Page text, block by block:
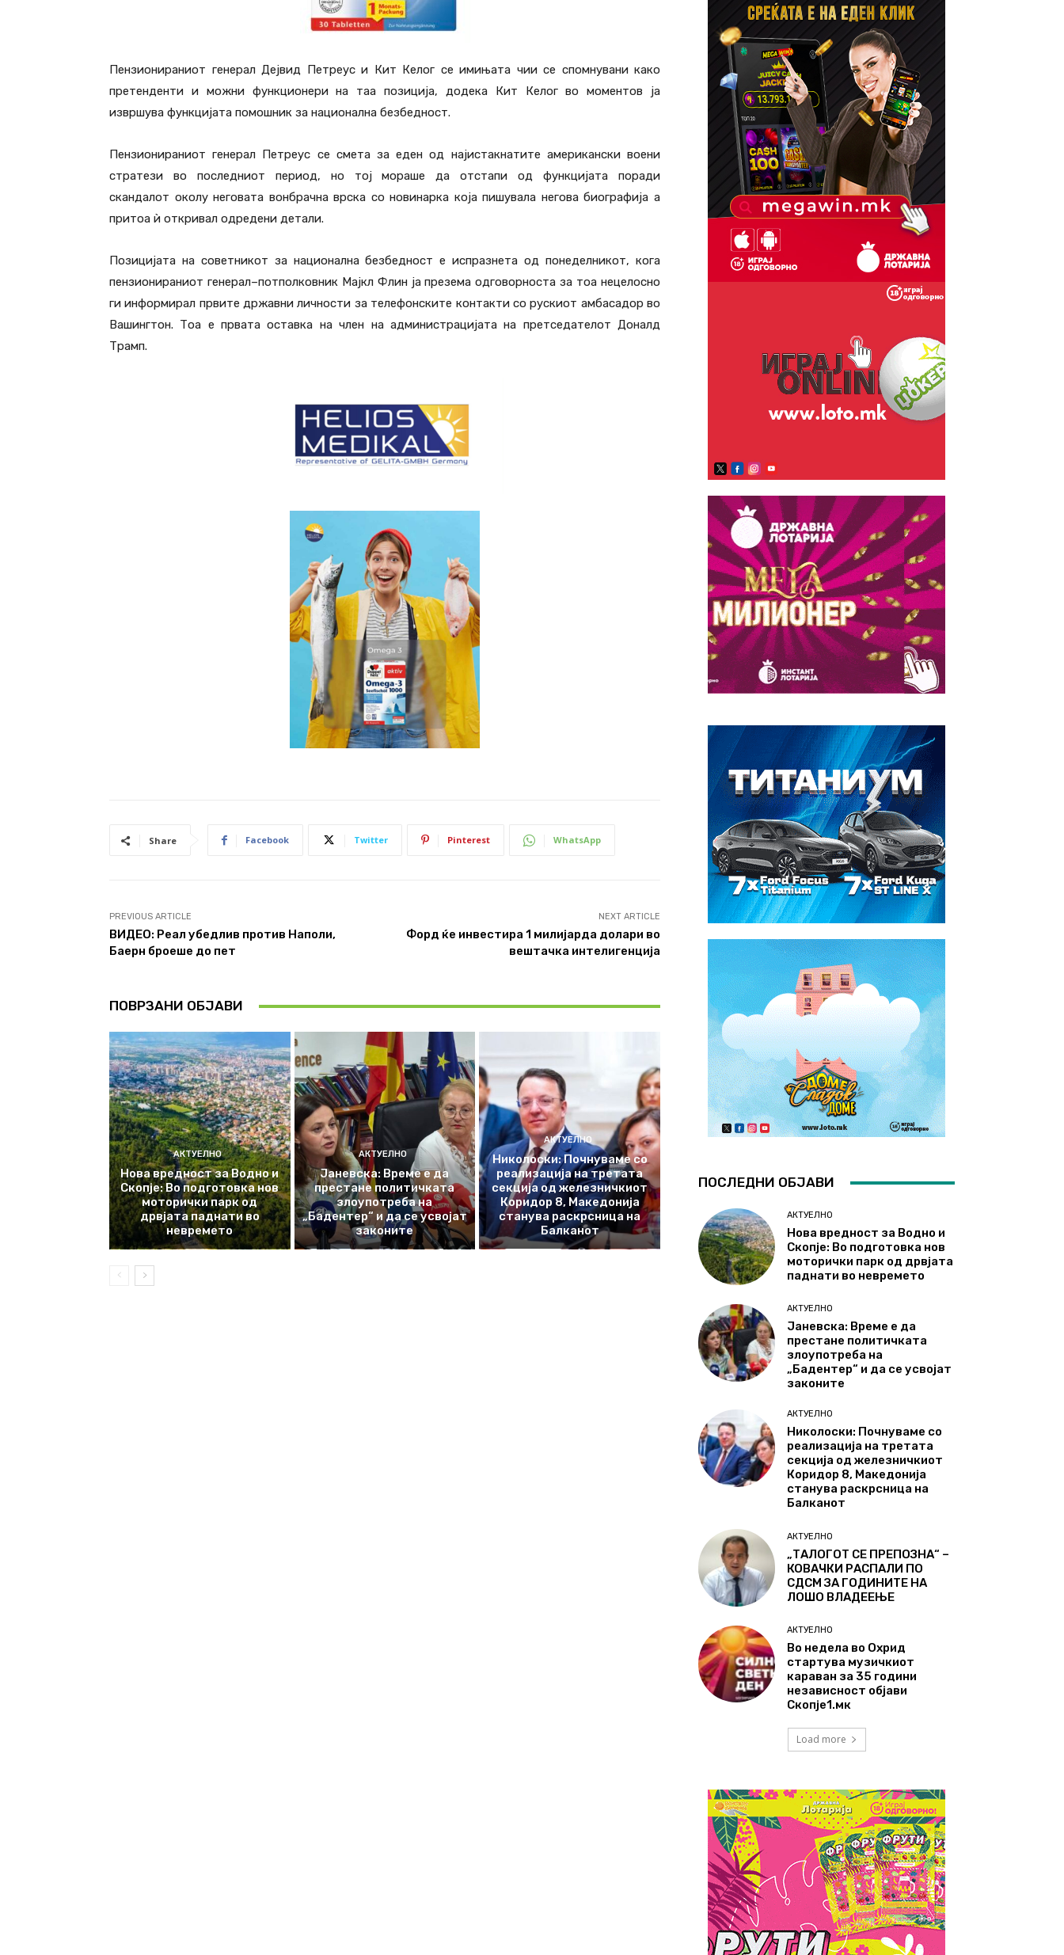
Пензионираниот генерал Дејвид Петреус и Кит Келог се имињата чии се спомнувани како
претенденти и можни функционери на таа позиција, додека Кит Келог во моментов ја
извршува функцијата помошник за национална безбедност.
Пензионираниот генерал Петреус се смета за еден од најистакнатите американски воени
стратези во последниот период, но тој мораше да отстапи од функцијата поради
скандалот околу неговата вонбрачна врска со новинарка која пишувала негова биографија а
притоа ѝ откривал одредени детали.
Позицијата на советникот за национална безбедност е испразнета од понеделникот, кога
пензионираниот генерал–потполковник Мајкл Флин ја презема одговорноста за тоа нецелосно
ги информирал првите државни личности за телефонските контакти со рускиот амбасадор во
Вашингтон. Тоа е првата оставка на член на администрацијата на претседателот Доналд
Трамп.
Share Facebook Twitter Pinterest WhatsApp
PREVIOUS ARTICLE
ВИДЕО: Реал убедлив против Наполи,
Баерн броеше до пет
NEXT ARTICLE
Форд ќе инвестира 1 милијарда долари во
вештачка интелигенција
ПОВРЗАНИ ОБЈАВИ
АКТУЕЛНО
Нова вредност за Водно и
Скопје: Во подготовка нов
моторички парк од
дрвјата паднати во
невремето
АКТУЕЛНО
Јаневска: Време е да
престане политичката
злоупотреба на
„Бадентер“ и да се усвојат
законите
АКТУЕЛНО
Николоски: Почнуваме со
реализација на третата
секција од железничкиот
Коридор 8, Македонија
станува раскрсница на
Балканот
ПОСЛЕДНИ ОБЈАВИ
АКТУЕЛНО
Нова вредност за Водно и
Скопје: Во подготовка нов
моторички парк од дрвјата
паднати во невремето
АКТУЕЛНО
Јаневска: Време е да
престане политичката
злоупотреба на
„Бадентер“ и да се усвојат
законите
АКТУЕЛНО
Николоски: Почнуваме со
реализација на третата
секција од железничкиот
Коридор 8, Македонија
станува раскрсница на
Балканот
АКТУЕЛНО
„ТАЛОГОТ СЕ ПРЕПОЗНА“ –
КОВАЧКИ РАСПАЛИ ПО
СДСМ ЗА ГОДИНИТЕ НА
ЛОШО ВЛАДЕЕЊЕ
АКТУЕЛНО
Во недела во Охрид
стартува музичкиот
караван за 35 години
независност објави
Скопје1.мк
Load more